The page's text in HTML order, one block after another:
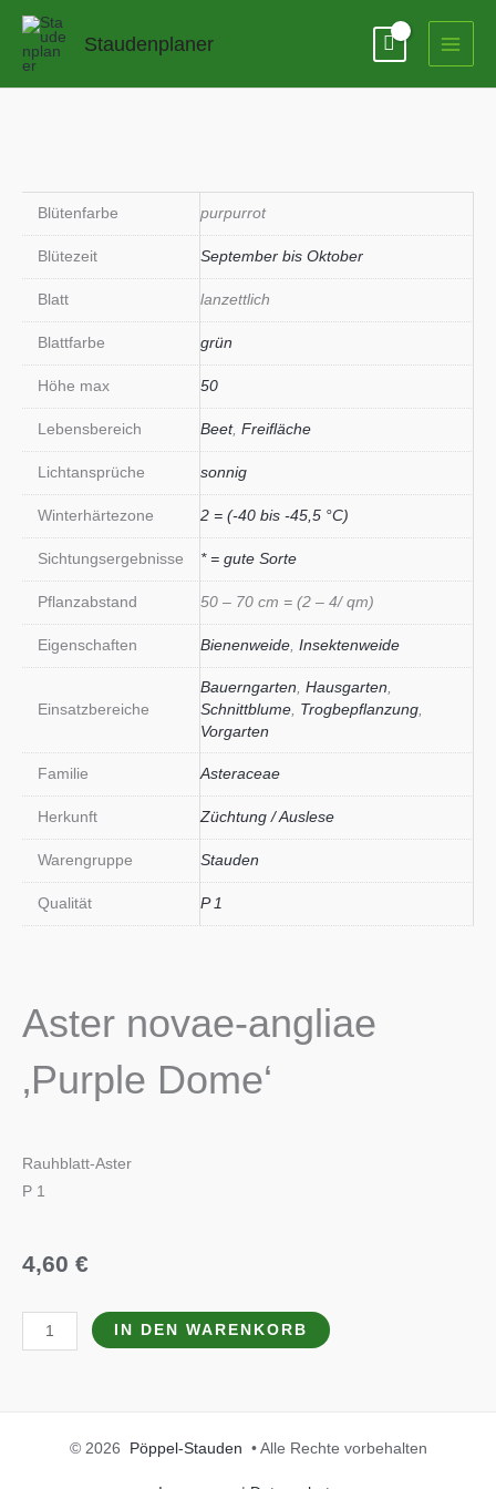
Zum
springen
Staudenplaner
Blütenfarbe purpurrot
Blütezeit September bis Oktober
Blatt lanzettlich
Blattfarbe grün
Höhe max 50
Lebensbereich Beet, Freifläche
Lichtansprüche sonnig
Winterhärtezone 2 = (-40 bis -45,5 °C)
Sichtungsergebnisse * = gute Sorte
Pflanzabstand 50 – 70 cm = (2 – 4/ qm)
Eigenschaften Bienenweide Insektenweide
Einsatzbereiche
Bauerngarten Hausgarten
Schnittblume Trogbepflanzung
Vorgarten
Familie Asteraceae
Herkunft Züchtung / Auslese
Warengruppe Stauden
Qualität P 1
Aster novae-angliae
‚Purple Dome‘
Rauhblatt-Aster
P 1
4,60 €
Aster
novae-
IN DEN WARENKORB
© 2026 Pöppel-Stauden • Alle Rechte vorbehalten